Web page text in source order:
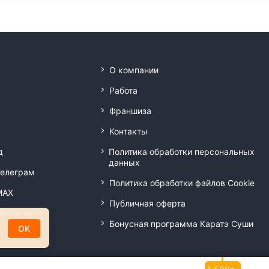
О компании
Работа
Франшиза
Контакты
Политика обработки персональных
данных
Политика обработки файлов Cookie
Публичная оферта
Бонусная программа Каратэ Суши
OK